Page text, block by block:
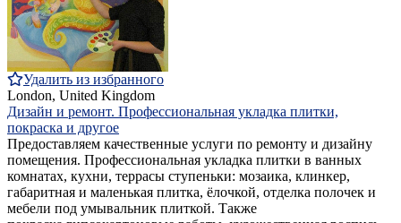
Удалить из избранного
London, United Kingdom
Дизайн и ремонт. Профессиональная укладка плитки,
покраска и другое
Предоставляем качественные услуги по ремонту и дизайну
помещения. Профессиональная укладка плитки в ванных
комнатах, кухни, террасы ступеньки: мозаика, клинкер,
габаритная и маленькая плитка, ёлочкой, отделка полочек и
мебели под умывальник плиткой. Также